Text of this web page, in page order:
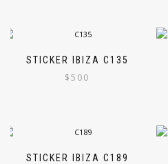
STICKER IBIZA C135
$500
STICKER IBIZA C189